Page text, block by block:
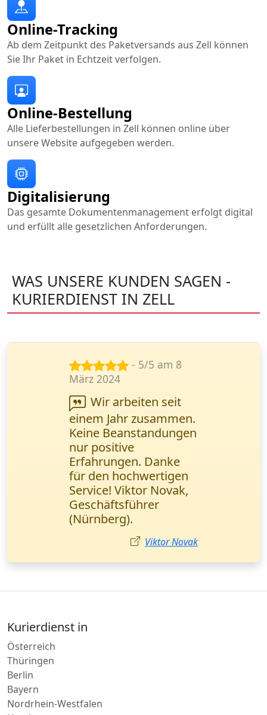
Online-Bestellung
Alle Lieferbestellungen in Zell können online über
unsere Website aufgegeben werden.
Online-Tracking
Ab dem Zeitpunkt des Paketversands aus Zell können
Sie Ihr Paket in Echtzeit verfolgen.
Digitalisierung
Das gesamte Dokumentenmanagement erfolgt digital
und erfüllt alle gesetzlichen Anforderungen.
WAS UNSERE KUNDEN SAGEN -
KURIERDIENST IN ZELL
- 5/5 am 23
Juni 2024
Ihr Kurierdienst
steht für
Zuverlässigkeit. Alle
Sendungen werden
pünktlich geliefert, und
unsere Kunden sind
zufrieden. Petrović
Milena,
Vertriebsmanagerin,
Kurierdienst in
Österreich
Thüringen
Berlin
Bayern